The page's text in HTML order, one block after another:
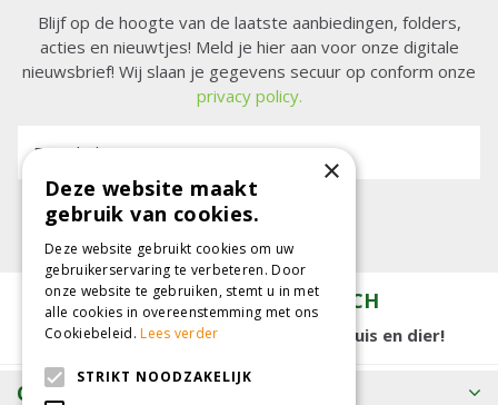
Blijf op de hoogte van de laatste aanbiedingen, folders,
acties en nieuwtjes! Meld je hier aan voor onze digitale
nieuwsbrief! Wij slaan je gegevens secuur op conform onze
privacy policy.
E-mailadres:
TUINCENTRUM KOLBACH
15.000 m2 winkelplezier voor tuin, huis en dier!
OPENINGSTIJDEN
×
Deze website maakt
gebruik van cookies.
Deze website gebruikt cookies om uw
gebruikerservaring te verbeteren. Door
onze website te gebruiken, stemt u in met
alle cookies in overeenstemming met ons
Cookiebeleid.Lees verder
STRIKT NOODZAKELIJK